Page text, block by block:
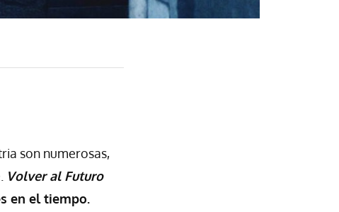
son numerosas,
Volver al Futuro
en el tiempo.